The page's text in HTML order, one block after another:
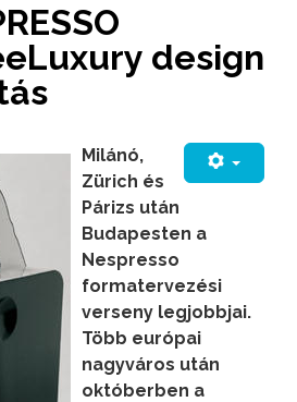
design
Milánó,
Zürich és
Párizs után
Budapesten a
Nespresso
formatervezési
verseny legjobbjai.
Több európai
nagyváros után
októberben a